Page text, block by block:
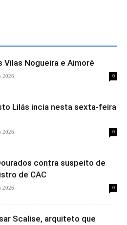
Vilas Nogueira e Aimoré
2026 0
Lilás incia nesta sexta-feira
2026 0
contra suspeito de
de CAC
2026 0
Scalise, arquiteto que